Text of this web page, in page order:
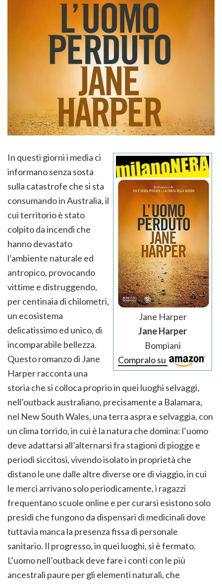
Jane Harper
Jane Harper
Bompiani
Compralo su
In questi giorni i media ci
informano senza sosta
sulla catastrofe che si sta
consumando in Australia, il
cui territorio è stato
colpito da incendi che
hanno devastato
l’ambiente naturale ed
antropico, provocando
vittime e distruggendo,
per centinaia di chilometri,
un ecosistema
delicatissimo ed unico, di
incomparabile bellezza.
Questo romanzo di Jane
Harper racconta una
storia che si colloca proprio in quei luoghi selvaggi,
nell’outback australiano, precisamente a Balamara,
nel New South Wales, una terra aspra e selvaggia, con
un clima torrido, in cui è la natura che domina: l’uomo
deve adattarsi all’alternarsi fra stagioni di piogge e
periodi siccitosi, vivendo isolato in proprietà che
distano le une dalle altre diverse ore di viaggio, in cui
le merci arrivano solo periodicamente, i ragazzi
frequentano scuole online e per curarsi esistono solo
presìdi che fungono da dispensari di medicinali dove
tuttavia manca la presenza fissa di personale
sanitario. Il progresso, in quei luoghi, si è fermato.
L’uomo nell’outback deve fare i conti con le più
ancestrali paure per gli elementi naturali, che